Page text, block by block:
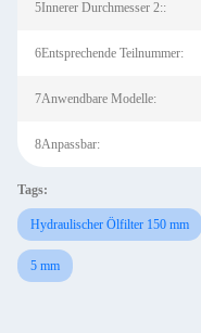
5Innerer Durchmesser 2::
6Entsprechende Teilnummer:
7Anwendbare Modelle:
8Anpassbar:
Tags:
Hydraulischer Ölfilter 150 mm
5 mm